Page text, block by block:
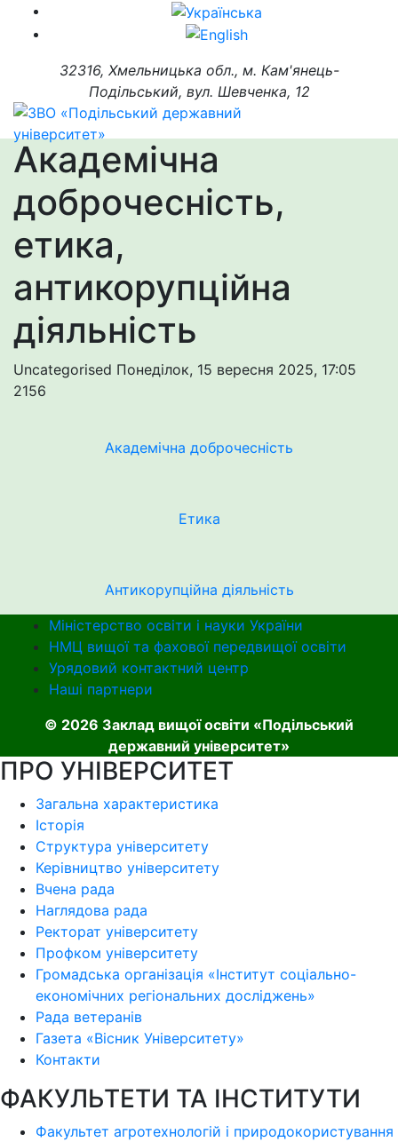
32316, Хмельницька обл., м. Кам'янець-
Подільський, вул. Шевченка, 12
Академічна
доброчесність,
етика,
антикорупційна
діяльність
Uncategorised Понеділок, 15 вересня 2025, 17:05
2156
Академічна доброчесність
Етика
Антикорупційна діяльність
Міністерство освіти і науки України
НМЦ вищої та фахової передвищої освіти
Урядовий контактний центр
Наші партнери
© 2026 Заклад вищої освіти «Подільський
державний університет»
ПРО УНІВЕРСИТЕТ
Загальна характеристика
Історія
Структура університету
Керівництво університету
Вчена рада
Наглядова рада
Ректорат університету
Профком університету
Громадська організація «Інститут соціально-
економічних регіональних досліджень»
Рада ветеранів
Газета «Вісник Університету»
Контакти
ФАКУЛЬТЕТИ ТА ІНСТИТУТИ
Факультет агротехнологій і природокористування